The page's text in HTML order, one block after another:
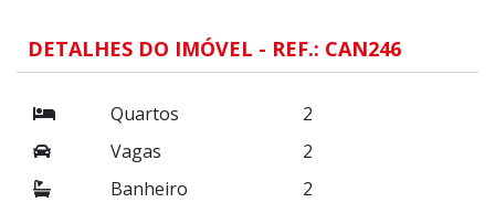
DETALHES DO IMÓVEL - REF.: CAN246
Quartos
2
Vagas
2
Banheiro
2